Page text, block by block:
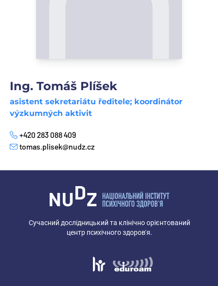
Ing. Tomáš Plíšek
asistent sekretariátu ředitele; koordinátor
výzkumných aktivit
Телефон
+420 283 088 409
E-mail
tomas.plisek@nudz.cz
Сучасний дослідницький та клінічно орієнтований
центр психічного здоров’я.